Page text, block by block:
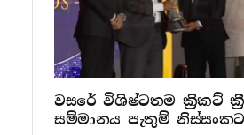
වසරේ විශිෂ්ටතම ක්‍රිකට්
සම්මානය පැතුම්